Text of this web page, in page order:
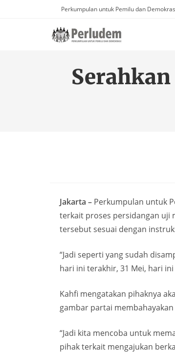
Perkumpulan untuk Pemilu dan
Jakarta – Perkumpulan untuk
terkait proses persidangan uji
tersebut sesuai dengan
“Jadi seperti yang sudah
hari ini terakhir, 31 Mei, hari
Kahfi mengatakan pihaknya
gambar partai
“Jadi kita mencoba untuk
pihak terkait mengajukan